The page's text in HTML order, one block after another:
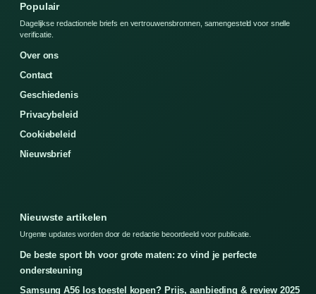
Populair
Dagelijkse redactionele briefs en vertrouwensbronnen, samengesteld voor snelle
verificatie.
Over ons
Contact
Geschiedenis
Privacybeleid
Cookiebeleid
Nieuwsbrief
Nieuwste artikelen
Urgente updates worden door de redactie beoordeeld voor publicatie.
De beste sport bh voor grote maten: zo vind je perfecte
ondersteuning
Samsung A56 los toestel kopen? Prijs, aanbieding & review 2025